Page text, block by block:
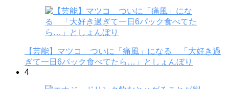
【芸能】マツコ ついに「痛風」になる 「大好き過
ぎて一日6パック食べてたら…」としょんぼり
4